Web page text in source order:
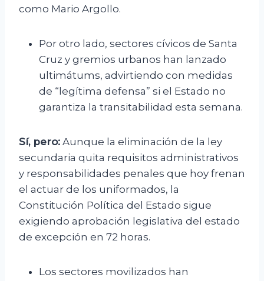
como Mario Argollo.
Por otro lado, sectores cívicos de Santa
Cruz y gremios urbanos han lanzado
ultimátums, advirtiendo con medidas
de “legítima defensa” si el Estado no
garantiza la transitabilidad esta semana.
Sí, pero: Aunque la eliminación de la ley
secundaria quita requisitos administrativos
y responsabilidades penales que hoy frenan
el actuar de los uniformados, la
Constitución Política del Estado sigue
exigiendo aprobación legislativa del estado
de excepción en 72 horas.
Los sectores movilizados han